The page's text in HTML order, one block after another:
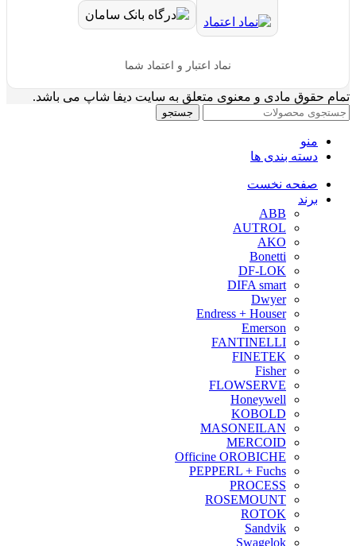
نماد اعتبار و اعتماد شما
تمام حقوق مادی و معنوی متعلق به سایت دیفا شاپ می باشد.
جستجو
منو
دسته بندی ها
صفحه نخست
برند
ABB
AUTROL
AKO
Bonetti
DF-LOK
DIFA smart
Dwyer
Endress + Houser
Emerson
FANTINELLI
FINETEK
Fisher
FLOWSERVE
Honeywell
KOBOLD
MASONEILAN
MERCOID
Officine OROBICHE
PEPPERL + Fuchs
PROCESS
ROSEMOUNT
ROTOK
Sandvik
Swagelok